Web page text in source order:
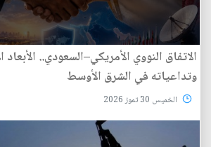
الاتفاق النووي الأمريكي–السعودي.. الأبعاد
وتداعياته في الشرق الأوسط
الخميس 30 تموز 2026